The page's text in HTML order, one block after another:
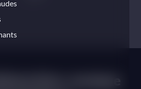
musique